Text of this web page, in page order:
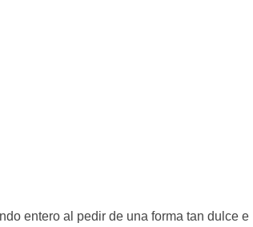
entero al pedir de una forma tan dulce e